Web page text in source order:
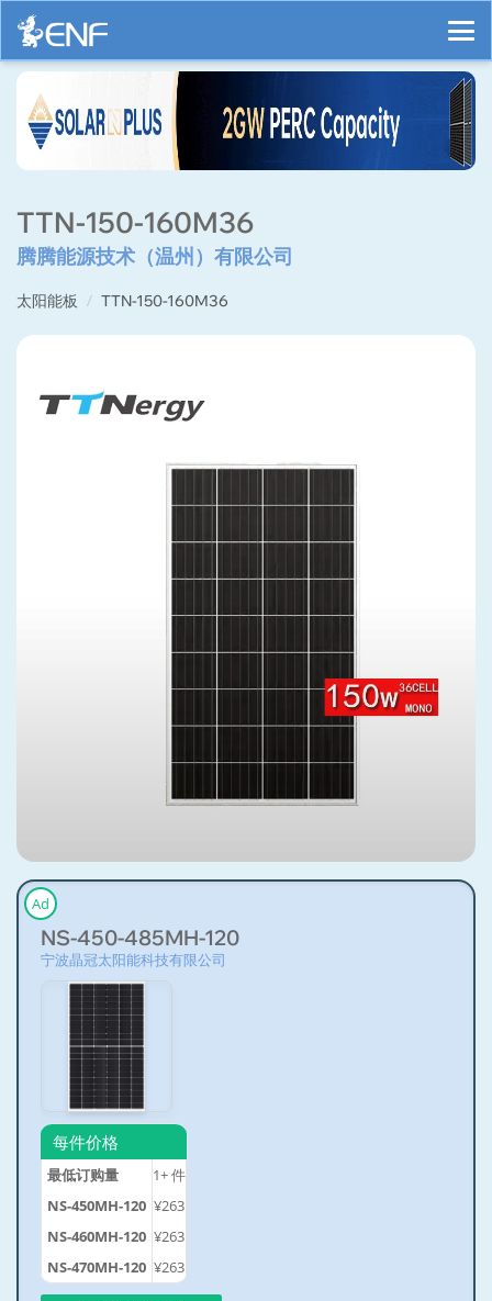
TTN-150-160M36
腾腾能源技术（温州）有限公司
太阳能板 TTN-150-160M36
Ad
NS-450-485MH-120
宁波晶冠太阳能科技有限公司
每件价格
最低订购量 1+件
NS-450MH-120 ¥263
NS-460MH-120 ¥263
NS-470MH-120 ¥263